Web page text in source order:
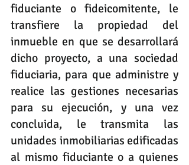
fiduciante o fideicomitente, le
transfiere la propiedad del
inmueble en que se desarrollará
dicho proyecto, a una sociedad
fiduciaria, para que administre y
realice las gestiones necesarias
para su ejecución, y una vez
concluida, le transmita las
unidades inmobiliarias edificadas
al mismo fiduciante o a quienes